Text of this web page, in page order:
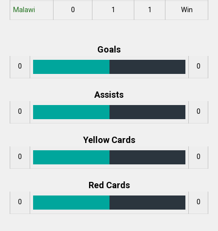
Malawi 0 1 1 Win
Goals
0 0
Assists
0 0
Yellow Cards
0 0
Red Cards
0 0